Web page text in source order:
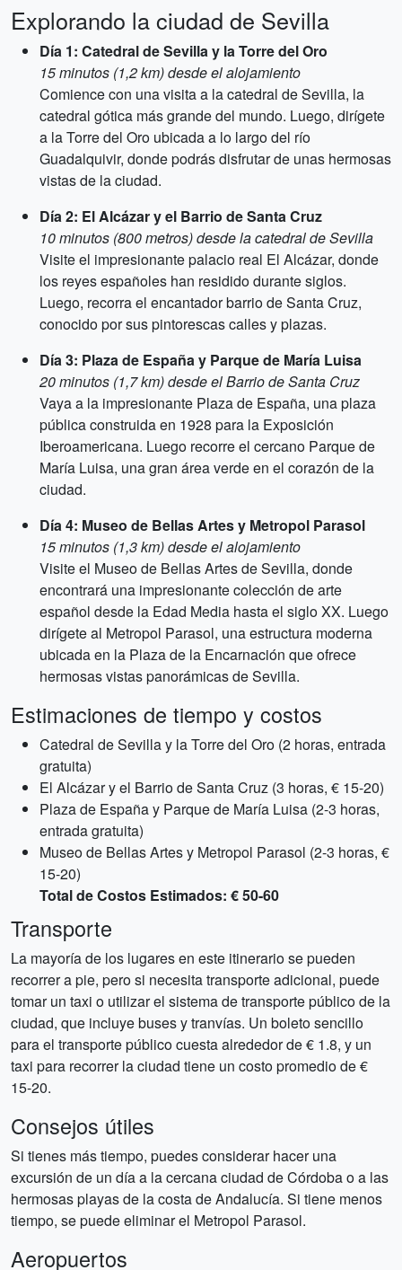
Explorando la ciudad de Sevilla
Día 1: Catedral de Sevilla y la Torre del Oro
15 minutos (1,2 km) desde el alojamiento
Comience con una visita a la catedral de Sevilla, la
catedral gótica más grande del mundo. Luego, dirígete
a la Torre del Oro ubicada a lo largo del río
Guadalquivir, donde podrás disfrutar de unas hermosas
vistas de la ciudad.
Día 2: El Alcázar y el Barrio de Santa Cruz
10 minutos (800 metros) desde la catedral de Sevilla
Visite el impresionante palacio real El Alcázar, donde
los reyes españoles han residido durante siglos.
Luego, recorra el encantador barrio de Santa Cruz,
conocido por sus pintorescas calles y plazas.
Día 3: Plaza de España y Parque de María Luisa
20 minutos (1,7 km) desde el Barrio de Santa Cruz
Vaya a la impresionante Plaza de España, una plaza
pública construida en 1928 para la Exposición
Iberoamericana. Luego recorre el cercano Parque de
María Luisa, una gran área verde en el corazón de la
ciudad.
Día 4: Museo de Bellas Artes y Metropol Parasol
15 minutos (1,3 km) desde el alojamiento
Visite el Museo de Bellas Artes de Sevilla, donde
encontrará una impresionante colección de arte
español desde la Edad Media hasta el siglo XX. Luego
dirígete al Metropol Parasol, una estructura moderna
ubicada en la Plaza de la Encarnación que ofrece
hermosas vistas panorámicas de Sevilla.
Estimaciones de tiempo y costos
Catedral de Sevilla y la Torre del Oro (2 horas, entrada
gratuita)
El Alcázar y el Barrio de Santa Cruz (3 horas, € 15-20)
Plaza de España y Parque de María Luisa (2-3 horas,
entrada gratuita)
Museo de Bellas Artes y Metropol Parasol (2-3 horas, €
15-20)
Total de Costos Estimados: € 50-60
Transporte
La mayoría de los lugares en este itinerario se pueden
recorrer a pie, pero si necesita transporte adicional, puede
tomar un taxi o utilizar el sistema de transporte público de la
ciudad, que incluye buses y tranvías. Un boleto sencillo
para el transporte público cuesta alrededor de € 1.8, y un
taxi para recorrer la ciudad tiene un costo promedio de €
15-20.
Consejos útiles
Si tienes más tiempo, puedes considerar hacer una
excursión de un día a la cercana ciudad de Córdoba o a las
hermosas playas de la costa de Andalucía. Si tiene menos
tiempo, se puede eliminar el Metropol Parasol.
Aeropuertos